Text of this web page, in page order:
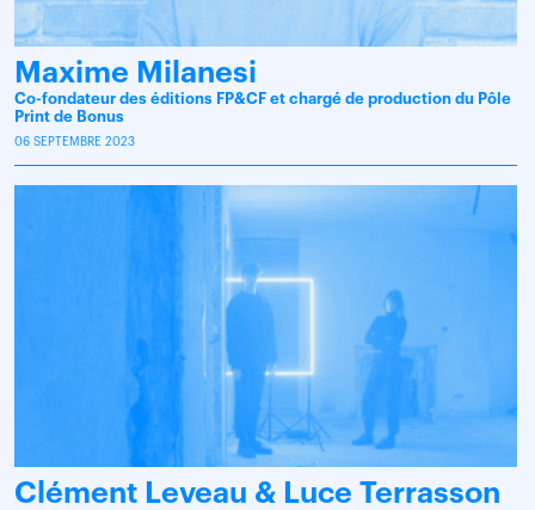
Maxime Milanesi
Co-fondateur des éditions FP&CF et chargé de production du Pôle
Print de Bonus
06 SEPTEMBRE 2023
Clément Leveau & Luce Terrasson